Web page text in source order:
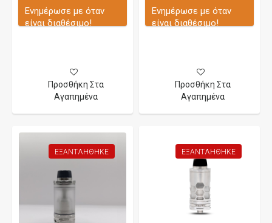
Ενημέρωσε με όταν
είναι διαθέσιμο!
Προσθήκη Στα
Αγαπημένα
Ενημέρωσε με όταν
είναι διαθέσιμο!
Προσθήκη Στα
Αγαπημένα
ΕΞΑΝΤΛΉΘΗΚΕ ΕΞΑΝΤΛΉΘΗΚΕ